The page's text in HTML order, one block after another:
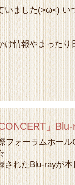
いました(>ω<) い
け情報やまったり
」
フォーラムホール
されたBlu-rayが